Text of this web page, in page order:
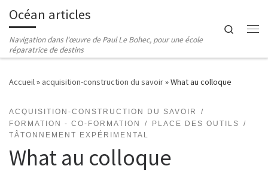
Passer au contenu
Océan articles
Navigation dans l'œuvre de Paul Le Bohec, pour une école
réparatrice de destins
Search
Accueil» acquisition-construction du savoir»What au colloque
ACQUISITION-CONSTRUCTION DU SAVOIR
FORMATION - CO-FORMATION
PLACE DES OUTILS
TÂTONNEMENT EXPÉRIMENTAL
What au colloque